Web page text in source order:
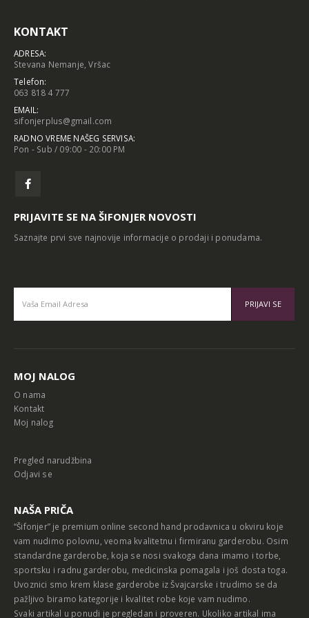
KONTAKT
ADRESA:
Stevana Nemanje, Vršac
Telefon:
063 818 4 777
EMAIL:
sifonjerplus@gmail.com
RADNO VREME NAŠEG SERVISA:
Pon - Sub / 09:00 - 20:00 PM
PRIJAVITE SE NA ŠIFONJER NOVOSTI
Saznajte prvi sve najnovije informacije o prodaji i ponudama.
MOJ NALOG
O nama
Kontakt
Moj nalog
Pregled narudžbina
Odjavi se
NAŠA PRIČA
“Šifonjer” je premium online second hand prodavnica u okviru koje
vam nudimo polovnu, veoma kvalitetnu i firmiranu garderobu. Osim
standardne garderobe, koja se nosi svakoga dana imamo i torbe,
sportsku i radnu garderobu, medicinska pomagala i još dosta toga.
Uvoznici smo krem klase garderobe iz Švajcarske i trudimo se da
pažljivo biramo kategorije i kvalitet robe koje vam nudimo.
Svaki artikal u ponudi je pregledan i proveren. Ukoliko artikal ima